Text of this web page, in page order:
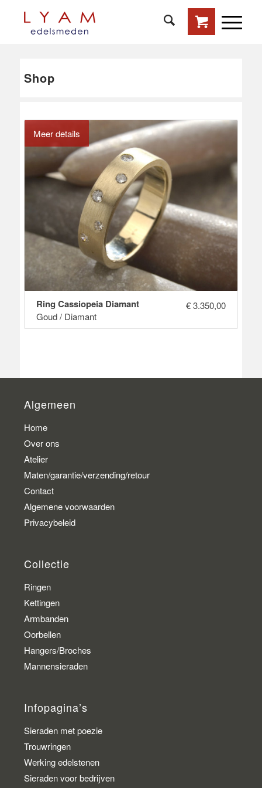
Shop
Meer details
Ring Cassiopeia Diamant
Goud / Diamant
€3.350,00
Algemeen
Home
Over ons
Atelier
Maten/garantie/verzending/retour
Contact
Algemene voorwaarden
Privacybeleid
Collectie
Ringen
Kettingen
Armbanden
Oorbellen
Hangers/Broches
Mannensieraden
Infopagina’s
Sieraden met poezie
Trouwringen
Werking edelstenen
Sieraden voor bedrijven